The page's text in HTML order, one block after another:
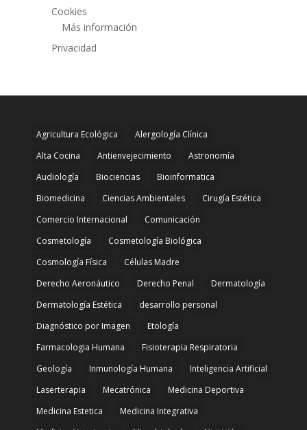
Cookies
Más información
Privacidad
Agricultura Ecológica
Alergología Clínica
Alta Cocina
Antienvejecimiento
Astronomía
Audiología
Biociencias
Bioinformatica
Biomedicina
Ciencias Ambientales
Cirugía Estética
Comercio Internacional
Comunicación
Cosmetología
Cosmetología Biológica
Cosmología Física
Células Madre
Derecho Aeronáutico
Derecho Penal
Dermatología
Dermatología Estética
desarrollo personal
Diagnóstico por Imagen
Etología
Farmacologia Humana
Fisioterapia Respiratoria
Geología
Inmunología Humana
Inteligencia Artificial
Laserterapia
Mecatrónica
Medicina Deportiva
Medicina Estetica
Medicina Integrativa